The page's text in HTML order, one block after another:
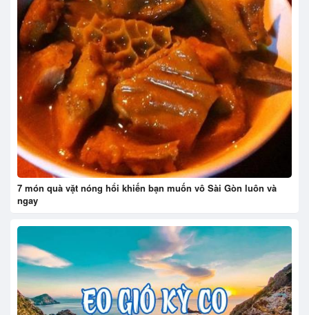
7 món quà vặt nóng hổi khiến bạn muốn vô Sài Gòn luôn và
ngay